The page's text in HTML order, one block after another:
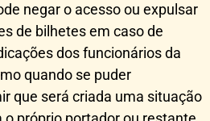
negar o acesso ou expulsar
de bilhetes em caso de
dos funcionários da
quando se puder
que será criada uma situação